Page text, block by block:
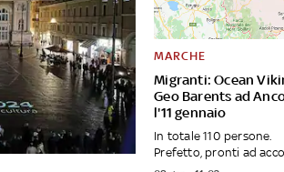
Migranti: Ocean
Geo Barents ad
l'11 gennaio
MARCHE
In totale 110 persone.
Prefetto, pronti ad